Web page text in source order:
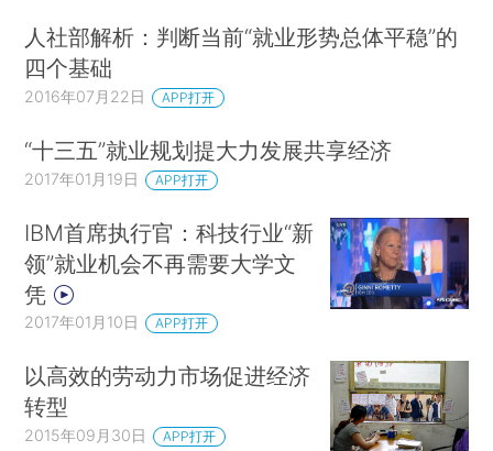
人社部解析：判断当前“就业形势总体平稳”的
四个基础
2016年07月22日 APP打开
“十三五”就业规划提大力发展共享经济
2017年01月19日 APP打开
IBM首席执行官：科技行业“新
领”就业机会不再需要大学文
凭
2017年01月10日 APP打开
以高效的劳动力市场促进经济
转型
2015年09月30日 APP打开